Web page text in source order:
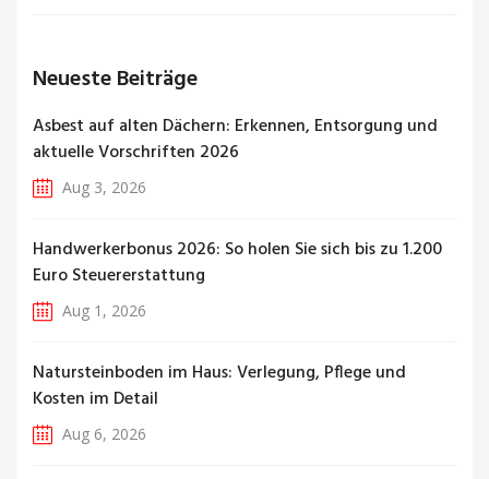
Neueste Beiträge
Asbest auf alten Dächern: Erkennen, Entsorgung und
aktuelle Vorschriften 2026
Aug 3, 2026
Handwerkerbonus 2026: So holen Sie sich bis zu 1.200
Euro Steuererstattung
Aug 1, 2026
Natursteinboden im Haus: Verlegung, Pflege und
Kosten im Detail
Aug 6, 2026